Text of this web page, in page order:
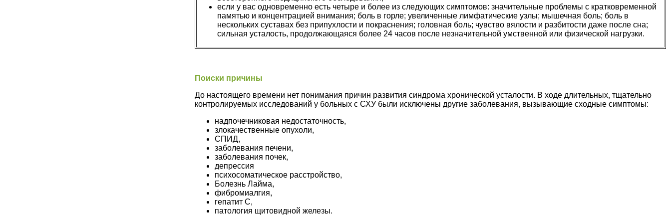
если у вас одновременно есть четыре и более из следующих симптомов: значительные проблемы с кратковременной
памятью и концентрацией внимания; боль в горле; увеличенные лимфатические узлы; мышечная боль; боль в
нескольких суставах без припухлости и покраснения; головная боль; чувство вялости и разбитости даже после сна;
сильная усталость, продолжающаяся более 24 часов после незначительной умственной или физической нагрузки.
Поиски причины
До настоящего времени нет понимания причин развития синдрома хронической усталости. В ходе длительных, тщательно
контролируемых исследований у больных с СХУ были исключены другие заболевания, вызывающие сходные симптомы:
надпочечниковая недостаточность,
злокачественные опухоли,
СПИД,
заболевания печени,
заболевания почек,
депрессия
психосоматическое расстройство,
Болезнь Лайма,
фибромиалгия,
гепатит С,
патология щитовидной железы.